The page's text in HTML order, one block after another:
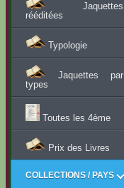
Jaquettes
rééditées
Typologie
Jaquettes par
types
Toutes les 4ème
Prix des Livres
COLLECTIONS / PAYS